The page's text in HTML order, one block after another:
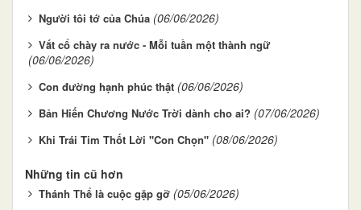
Người tôi tớ của Chúa (06/06/2026)
Vắt cổ chày ra nước - Mỗi tuần một thành ngữ
(06/06/2026)
Con đường hạnh phúc thật (06/06/2026)
Bản Hiến Chương Nước Trời dành cho ai? (07/06/2026)
Khi Trái Tim Thốt Lời "Con Chọn" (08/06/2026)
Những tin cũ hơn
Thánh Thể là cuộc gặp gỡ (05/06/2026)